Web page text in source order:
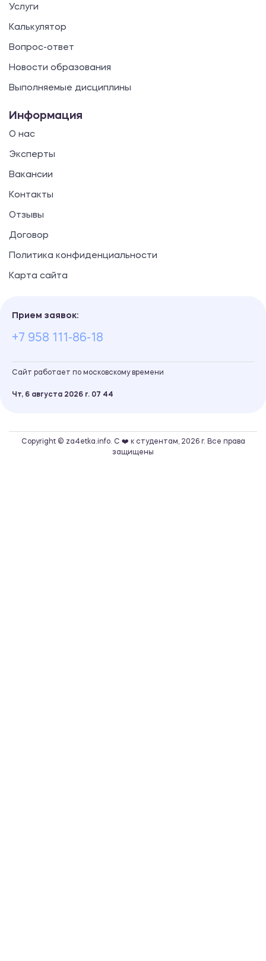
Услуги
Калькулятор
Вопрос-ответ
Новости образования
Выполняемые дисциплины
Информация
О нас
Эксперты
Вакансии
Контакты
Отзывы
Договор
Политика конфиденциальности
Карта сайта
Прием заявок:
+7 958 111-86-18
Сайт работает по московскому времени
Чт, 6 августа 2026 г. 07 44
Copyright © za4etka.info. С ❤️ к студентам, 2026 г. Все права
защищены